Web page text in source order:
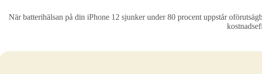
När batterihälsan på din iPhone 12 sjunker under 80 procent uppstår